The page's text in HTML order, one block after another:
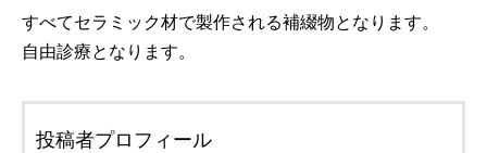
すべてセラミック材で製作される補綴物となります。
自由診療となります。
投稿者プロフィール